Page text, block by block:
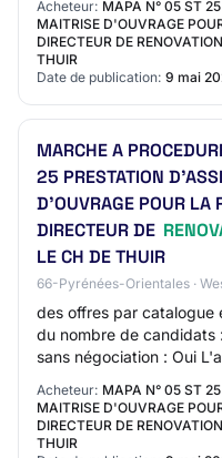
DIRECTEU…
Acheteur: MAPA N° 05 ST
MAITRISE D'OUVRAGE
DIRECTEUR DE
THUIR
Date de publication: 9 mai
MARCHE A
25 PRESTATION
D'OUVRAGE POUR LA
DIRECTEUR DE
LE CH DE THUIR
66-Pyrénées-Orientales ·
des offres par catalogue
du nombre de candidats
sans négociation : Oui
Acheteur: MAPA N° 05 ST
MAITRISE D'OUVRAGE
DIRECTEUR DE
THUIR